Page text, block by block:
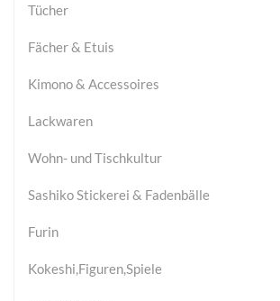
Tücher
Fächer & Etuis
Kimono & Accessoires
Lackwaren
Wohn- und Tischkultur
Sashiko Stickerei & Fadenbälle
Furin
Kokeshi,Figuren,Spiele